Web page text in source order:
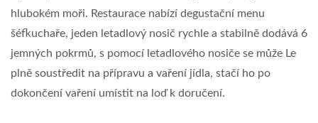
hlubokém moři. Restaurace nabízí degustační menu
šéfkuchaře, jeden letadlový nosič rychle a stabilně dodává 6
jemných pokrmů, s pomocí letadlového nosiče se může Le
plně soustředit na přípravu a vaření jídla, stačí ho po
dokončení vaření umístit na loď k doručení.